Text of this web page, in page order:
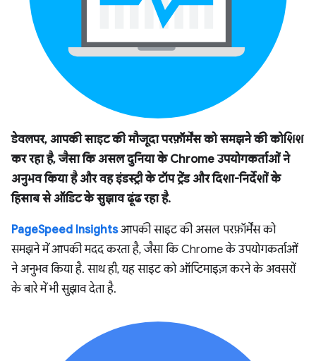
डेवलपर, आपकी साइट की मौजूदा परफ़ॉर्मेंस को समझने की कोशिश
कर रहा है, जैसा कि असल दुनिया के Chrome उपयोगकर्ताओं ने
अनुभव किया है और वह इंडस्ट्री के टॉप ट्रेंड और दिशा-निर्देशों के
हिसाब से ऑडिट के सुझाव ढूंढ रहा है.
PageSpeed Insightsआपकी साइट की असल परफ़ॉर्मेंस को
समझने में आपकी मदद करता है, जैसा कि Chrome के उपयोगकर्ताओं
ने अनुभव किया है. साथ ही, यह साइट को ऑप्टिमाइज़ करने के अवसरों
के बारे में भी सुझाव देता है.